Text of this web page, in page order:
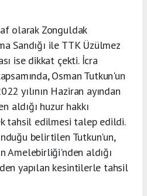
olarak Zonguldak
Sandığı ile TTK Üzülmez
ise dikkat çekti. İcra
Osman Tutkun'un
yılının Haziran ayından
aldığı huzur hakkı
tahsil edilmesi talep edildi.
belirtilen Tutkun'un,
Amelebirliği'nden aldığı
yapılan kesintilerle tahsil